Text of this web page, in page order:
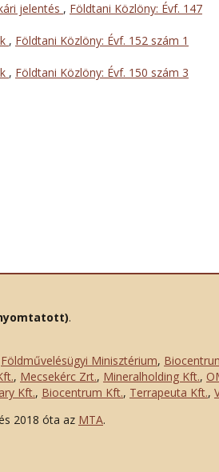
jelentés , Földtani Közlöny: Évf. 147
, Földtani Közlöny: Évf. 152 szám 1
, Földtani Közlöny: Évf. 150 szám 3
.
Földművelésügyi Minisztérium,
, Mecsekérc Zrt., Mineralholding Kft.,
Kft., Biocentrum Kft., Terrapeuta Kft.,
2018 óta az MTA.